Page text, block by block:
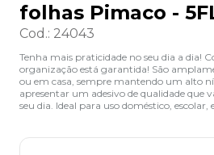
folhas Pimaco -
Cod.: 24043
Tenha mais praticidade no seu dia a dia!
organização está garantida! São
ou em casa, sempre mantendo um alto
apresentar um adesivo de qualidade que
seu dia. Ideal para uso doméstico, escolar,